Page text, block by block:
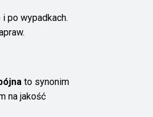
po wypadkach.
to synonim
na jakość